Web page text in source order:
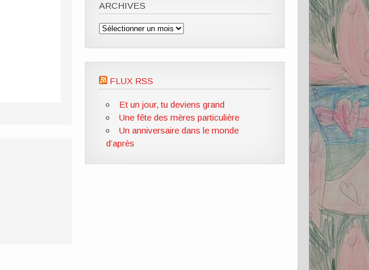
ARCHIVES
Archives
FLUX RSS
Et un jour, tu deviens grand
Une fête des mères particulière
Un anniversaire dans le monde
d’après